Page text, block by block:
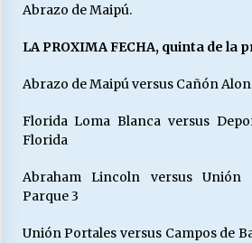
Abrazo de Maipú.
LA PROXIMA FECHA, quinta de la
Abrazo de Maipú versus Cañón
Florida Loma Blanca versus
Florida
Abraham Lincoln versus Unión
Parque 3
Unión Portales versus Campos de